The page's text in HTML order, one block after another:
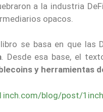
a la industria
opacos.
se basa en que las
. Desde esa base, el
y herramientas
blog/post/